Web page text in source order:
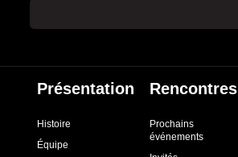
Présentation
Histoire
Équipe
Rencontres
Prochains
événements